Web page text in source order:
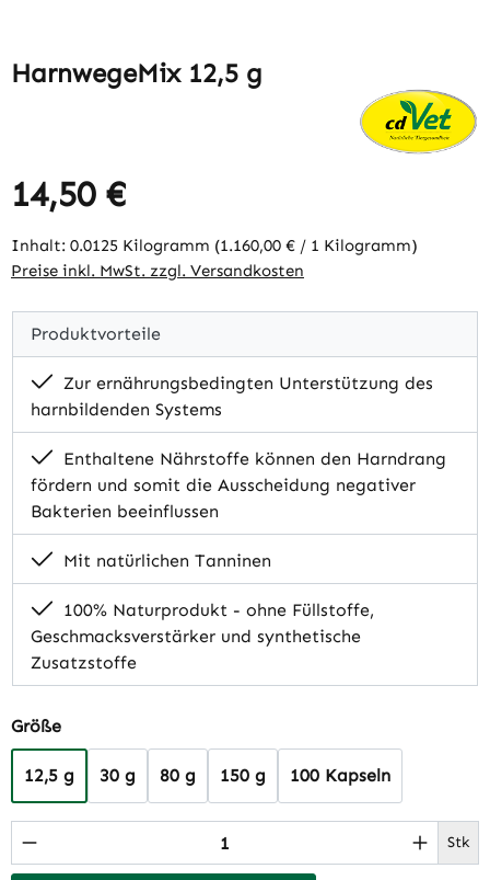
HarnwegeMix 12,5 g
Regulärer Preis:
14,50 €
Inhalt: 0.0125 Kilogramm (1.160,00 € / 1 Kilogramm)
Preise inkl. MwSt. zzgl. Versandkosten
Produktvorteile
Zur ernährungsbedingten Unterstützung des
harnbildenden Systems
Enthaltene Nährstoffe können den Harndrang
fördern und somit die Ausscheidung negativer
Bakterien beeinflussen
Mit natürlichen Tanninen
100% Naturprodukt - ohne Füllstoffe,
Geschmacksverstärker und synthetische
Zusatzstoffe
Größeauswählen
12,5 g 30 g 80 g 150 g 100 Kapseln
Produkt Anzahl: Gib den gewünschten Stk